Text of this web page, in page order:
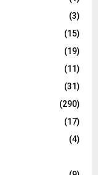
(3)
(15)
(19)
(11)
(31)
(290)
(17)
(4)